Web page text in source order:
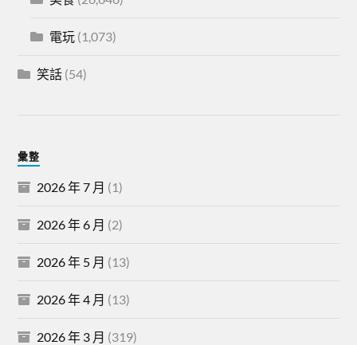
電玩 (1,073)
笑話 (54)
彙整
2026 年 7 月 (1)
2026 年 6 月 (2)
2026 年 5 月 (13)
2026 年 4 月 (13)
2026 年 3 月 (319)